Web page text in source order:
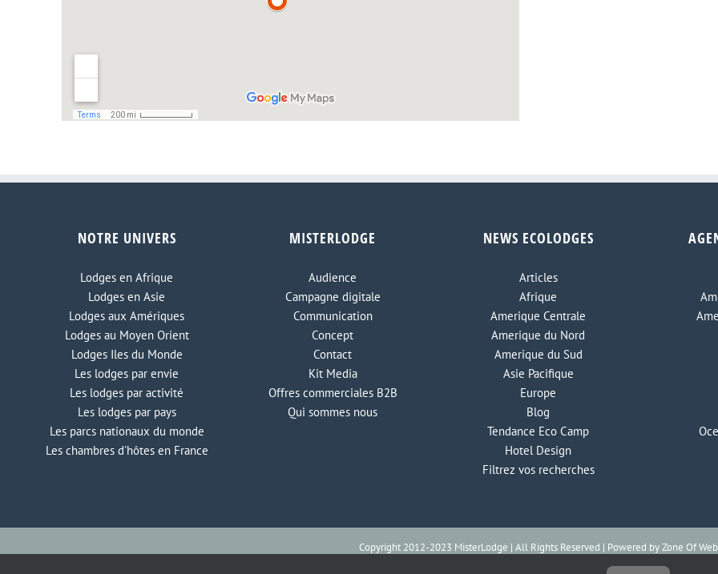
NOTRE UNIVERS
Lodges en Afrique
Lodges en Asie
Lodges aux Amériques
Lodges au Moyen Orient
Lodges Iles du Monde
Les lodges par envie
Les lodges par activité
Les lodges par pays
Les parcs nationaux du monde
Les chambres d'hôtes en France
MISTERLODGE
Audience
Campagne digitale
Communication
Concept
Contact
Kit Media
Offres commerciales B2B
Qui sommes nous
NEWS ECOLODGES
Articles
Afrique
Amerique Centrale
Amerique du Nord
Amerique du Sud
Asie Pacifique
Europe
Blog
Tendance Eco Camp
Hotel Design
Filtrez vos recherches
Copyright 2012-2023 MisterLodge | All Rights Reserved | Powered byZone Of Web